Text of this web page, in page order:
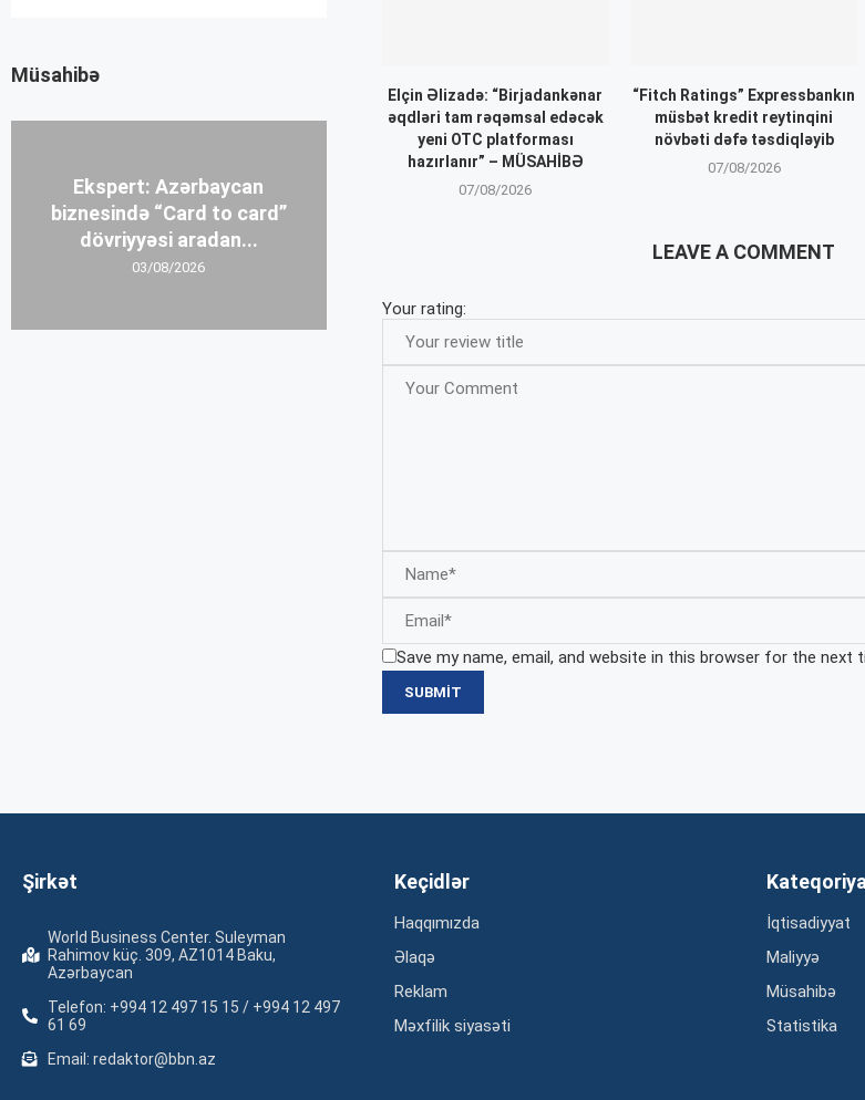
Elçin Əlizadə: “Birjadankənar
əqdləri tam rəqəmsal edəcək
yeni OTC platforması
hazırlanır” – MÜSAHİBƏ
07/08/2026
“Fitch Ratings” Expressbankın
müsbət kredit reytinqini
növbəti dəfə təsdiqləyib
07/08/2026
LEAVE A COMMENT
Your rating:
Save my name, email, and website in this browser for the next
Müsahibə
Ekspert: Azərbaycan
biznesində “Card to card”
dövriyyəsi aradan...
03/08/2026
Şirkət
World Business Center. Suleyman
Rahimov küç. 309, AZ1014 Baku,
Azərbaycan
Telefon: +994 12 497 15 15 / +994 12 497
61 69
Email: redaktor@bbn.az
Keçidlər
Haqqımızda
Əlaqə
Reklam
Məxfilik siyasəti
İqtisadiyyat
Maliyyə
Müsahibə
Statistika